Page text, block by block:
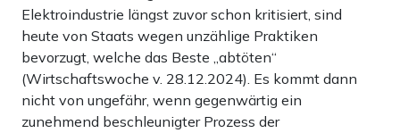
Elektroindustrie längst zuvor schon kritisiert, sind
heute von Staats wegen unzählige Praktiken
bevorzugt, welche das Beste „abtöten“
(Wirtschaftswoche v. 28.12.2024). Es kommt dann
nicht von ungefähr, wenn gegenwärtig ein
zunehmend beschleunigter Prozess der